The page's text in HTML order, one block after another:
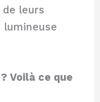
leurs
lumineuse
Voilà ce que